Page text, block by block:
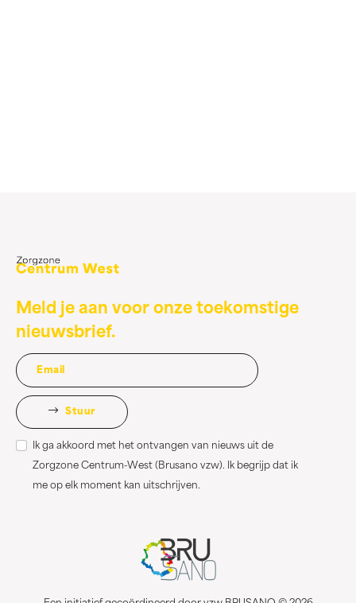
Meld je aan voor onze toekomstige
nieuwsbrief.
Stuur
Ik ga akkoord met het ontvangen van nieuws uit de
Zorgzone Centrum-West (Brusano vzw). Ik begrijp dat ik
me op elk moment kan uitschrijven.